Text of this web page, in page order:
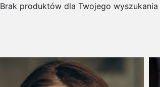
Brak produktów dla Twojego wyszukania